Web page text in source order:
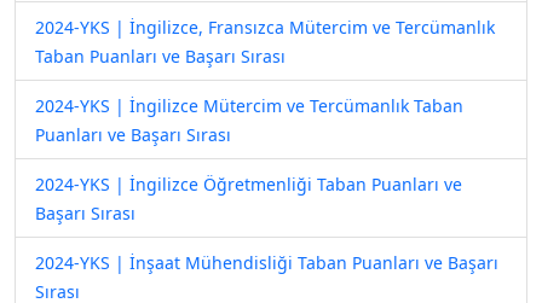
2024-YKS | İngilizce, Fransızca Mütercim ve Tercümanlık
Taban Puanları ve Başarı Sırası
2024-YKS | İngilizce Mütercim ve Tercümanlık Taban
Puanları ve Başarı Sırası
2024-YKS | İngilizce Öğretmenliği Taban Puanları ve
Başarı Sırası
2024-YKS | İnşaat Mühendisliği Taban Puanları ve Başarı
Sırası